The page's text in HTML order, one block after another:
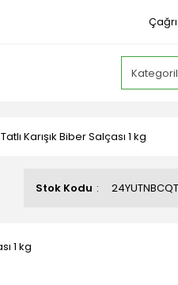
Tatlı Karışık Biber Salçası 1 kg
Stok Kodu 24YUTNBCQT